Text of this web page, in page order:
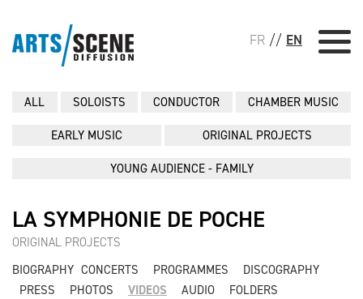
FR // EN
ALL SOLOISTS CONDUCTOR CHAMBER MUSIC
EARLY MUSIC ORIGINAL PROJECTS
YOUNG AUDIENCE - FAMILY
LA SYMPHONIE DE POCHE
ORIGINAL PROJECTS
BIOGRAPHY CONCERTS PROGRAMMES
DISCOGRAPHY
PRESS
PHOTOS VIDEOS AUDIO FOLDERS